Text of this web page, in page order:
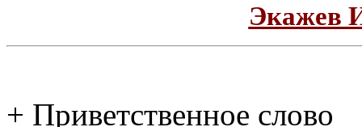
Экажев
+ Приветственное слово